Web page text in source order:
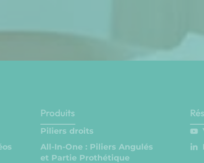
Produits
Piliers droits
All-In-One : Piliers Angulés
et Partie Prothétique